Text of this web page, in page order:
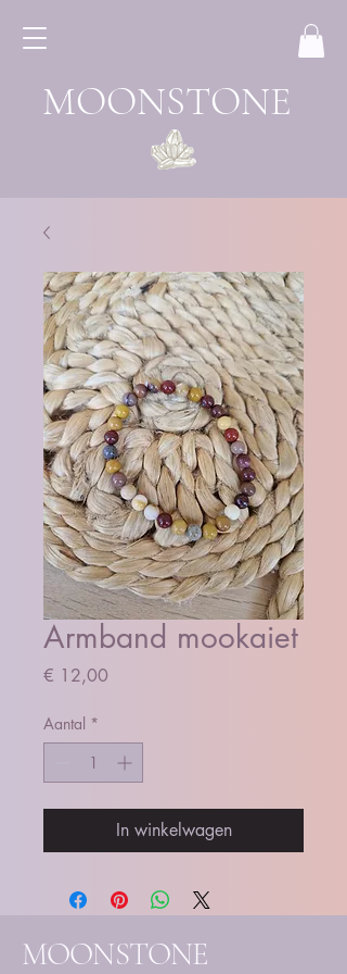
MOONSTONE
Armband mookaiet
€ 12,00
Aantal *
In winkelwagen
MOONSTONE